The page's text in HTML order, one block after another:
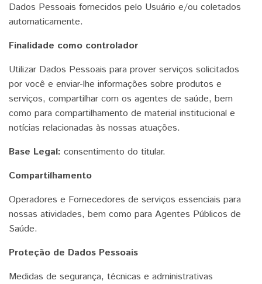
Dados Pessoais fornecidos pelo Usuário e/ou coletados
automaticamente.
Finalidade como controlador
Utilizar Dados Pessoais para prover serviços solicitados
por você e enviar-lhe informações sobre produtos e
serviços, compartilhar com os agentes de saúde, bem
como para compartilhamento de material institucional e
notícias relacionadas às nossas atuações.
Base Legal: consentimento do titular.
Compartilhamento
Operadores e Fornecedores de serviços essenciais para
nossas atividades, bem como para Agentes Públicos de
Saúde.
Proteção de Dados Pessoais
Medidas de segurança, técnicas e administrativas